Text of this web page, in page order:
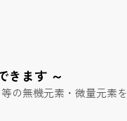
きます ～
の無機元素・微量元素を